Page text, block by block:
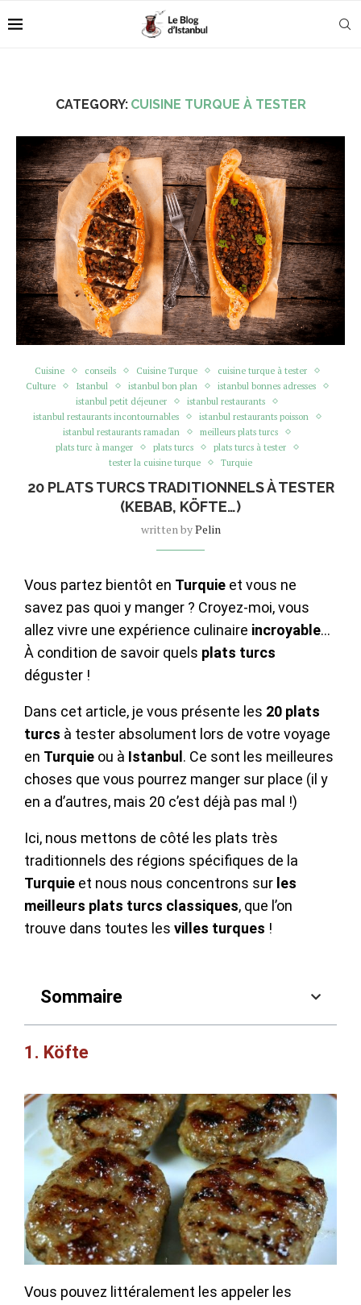
CATEGORY: CUISINE TURQUE À TESTER
Cuisine conseils Cuisine Turque
cuisine turque à tester
Culture
Istanbul istanbul bon plan
istanbul bonnes adresses
istanbul petit déjeuner
istanbul restaurants
istanbul restaurants incontournables
istanbul restaurants poisson
istanbul restaurants ramadan
meilleurs plats turcs
plats turc à manger
plats turcs
plats turcs à tester
tester la cuisine turque
Turquie
20 PLATS TURCS TRADITIONNELS À TESTER
(KEBAB, KÖFTE…)
written byPelin
Vous partez bientôt en Turquie et vous ne
savez pas quoi y manger ? Croyez-moi, vous
allez vivre une expérience culinaire incroyable…
À condition de savoir quels plats turcs
déguster !
Dans cet article, je vous présente les 20 plats
turcs à tester absolument lors de votre voyage
en Turquie ou à Istanbul . Ce sont les meilleures
choses que vous pourrez manger sur place (il y
en a d’autres, mais 20 c’est déjà pas mal !)
Ici, nous mettons de côté les plats très
traditionnels des régions spécifiques de la
Turquie et nous nous concentrons sur les
meilleurs plats turcs classiques, que l’on
trouve dans toutes les villes turques !
Sommaire
1. Köfte
Vous pouvez littéralement les appeler les